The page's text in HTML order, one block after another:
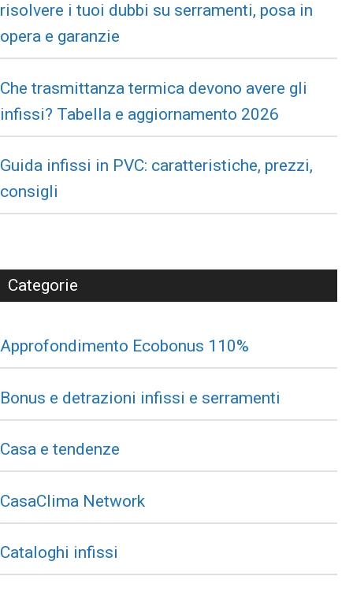
risolvere i tuoi dubbi su serramenti, posa in
opera e garanzie
Che trasmittanza termica devono avere gli
infissi? Tabella e aggiornamento 2026
Guida infissi in PVC: caratteristiche, prezzi,
consigli
Categorie
Approfondimento Ecobonus 110%
Bonus e detrazioni infissi e serramenti
Casa e tendenze
CasaClima Network
Cataloghi infissi